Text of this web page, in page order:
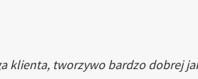
klienta, tworzywo bardzo dobrej